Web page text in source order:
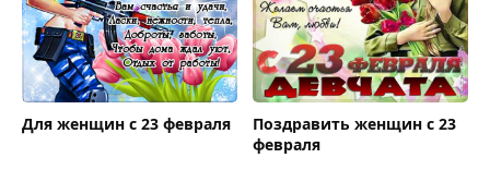
Для женщин с 23 февраля
Поздравить женщин с 23
февраля